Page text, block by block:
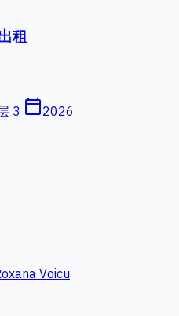
租
3 calendar_today2026
Voicu